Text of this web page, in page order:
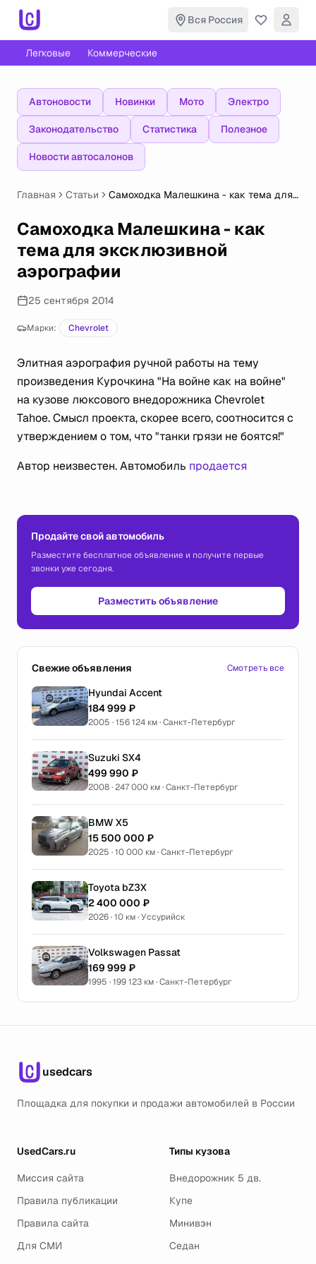
Вся Россия
Легковые Коммерческие
Автоновости Новинки Мото Электро
Законодательство Статистика Полезное
Новости автосалонов
Главная Статьи
Самоходка Малешкина - как тема для
Самоходка Малешкина - как
тема для эксклюзивной
аэрографии
25 сентября 2014
Марки: Chevrolet
Элитная аэрография ручной работы на тему
произведения Курочкина "На войне как на войне"
на кузове люксового внедорожника Chevrolet
Tahoe. Смысл проекта, скорее всего, соотносится с
утверждением о том, что "танки грязи не боятся!"
Автор неизвестен. Автомобиль продается
Продайте свой автомобиль
Разместите бесплатное объявление и получите первые
звонки уже сегодня.
Разместить объявление
Свежие объявления Смотреть все
Hyundai Accent
184 999 ₽
2005 · 156 124 км · Санкт-Петербург
Suzuki SX4
499 990 ₽
2008 · 247 000 км · Санкт-Петербург
BMW X5
15 500 000 ₽
2025 · 10 000 км · Санкт-Петербург
Toyota bZ3X
2 400 000 ₽
2026 · 10 км · Уссурийск
Volkswagen Passat
169 999 ₽
1995 · 199 123 км · Санкт-Петербург
usedcars
Площадка для покупки и продажи автомобилей в России
UsedCars.ru
Миссия сайта
Правила публикации
Правила сайта
Для СМИ
Типы кузова
Внедорожник 5 дв.
Купе
Минивэн
Седан